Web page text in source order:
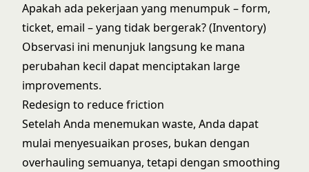
Apakah ada pekerjaan yang menumpuk – form,
ticket, email – yang tidak bergerak? (Inventory)
Observasi ini menunjuk langsung ke mana
perubahan kecil dapat menciptakan large
improvements.
Redesign to reduce friction
Setelah Anda menemukan waste, Anda dapat
mulai menyesuaikan proses, bukan dengan
overhauling semuanya, tetapi dengan smoothing